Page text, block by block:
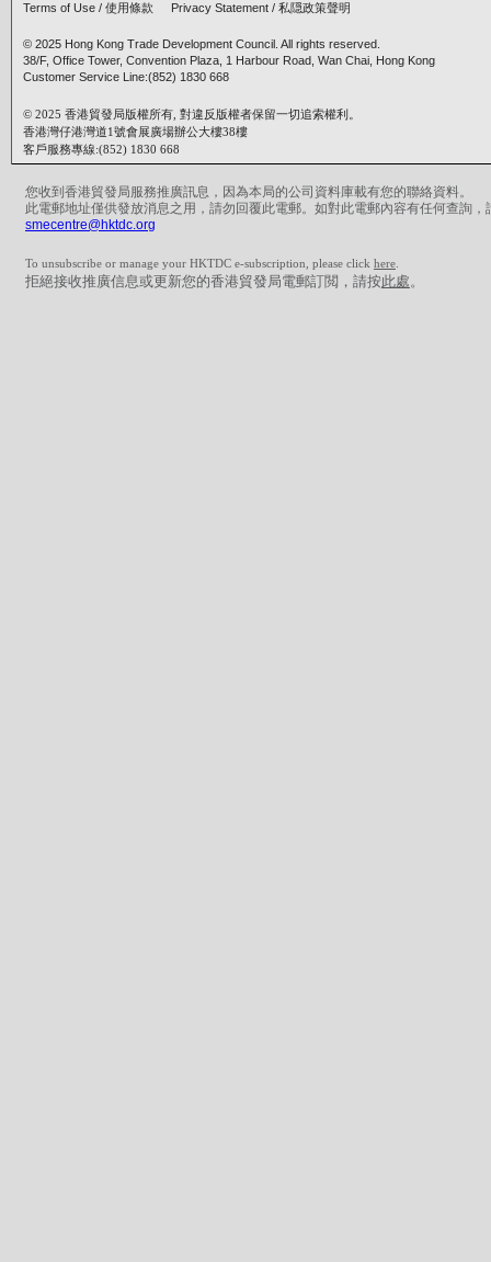
Terms of Use / 使用條款 Privacy Statement / 私隠政策聲明
© 2025 Hong Kong Trade Development Council. All rights reserved.
38/F, Office Tower, Convention Plaza, 1 Harbour Road, Wan Chai, Hong Kong
Customer Service Line:(852) 1830 668
© 2025 香港貿發局版權所有, 對違反版權者保留一切追索權利。
香港灣仔港灣道1號會展廣場辦公大樓38樓
客戶服務專線:(852) 1830 668
您收到香港貿發局服務推廣訊息，因為本局的公司資料庫載有您的聯絡資料。
此電郵地址僅供發放消息之用，請勿回覆此電郵。如對此電郵內容有任何查詢，
smecentre@hktdc.org
To unsubscribe or manage your HKTDC e-subscription, please click here
拒絕接收推廣信息或更新您的香港貿發局電郵訂閲，請按此處。